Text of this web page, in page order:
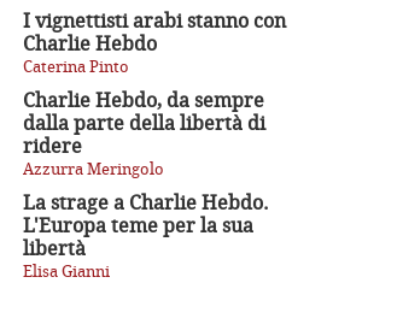
I vignettisti arabi stanno con
Charlie Hebdo
Caterina Pinto
Charlie Hebdo, da sempre
dalla parte della libertà di
ridere
Azzurra Meringolo
La strage a Charlie Hebdo.
L'Europa teme per la sua
libertà
Elisa Gianni